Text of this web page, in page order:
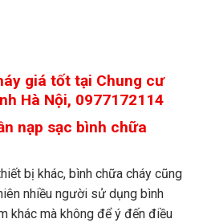
giá tốt tại Chung cư
Hà Nội, 0977172114
nạp sạc bình chữa
bị khác, bình chữa cháy cũng
nhiều người sử dụng bình
khác mà không để ý đến điều